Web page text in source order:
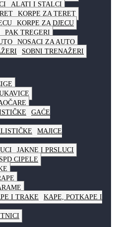
ALATI I STALCI
KORPE ZA TERET
KORPE ZA DJECU
PAK TREGERI
NOSACI ZA AUTO
SOBNI TRENAŽERI
GAĆE
MAJICE
JAKNE I PRSLUCI
SPD CIPELE
KAPE, POTKAPE I